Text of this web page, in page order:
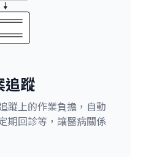
追蹤
蹤上的作業負擔，自動
期回診等，讓醫病關係